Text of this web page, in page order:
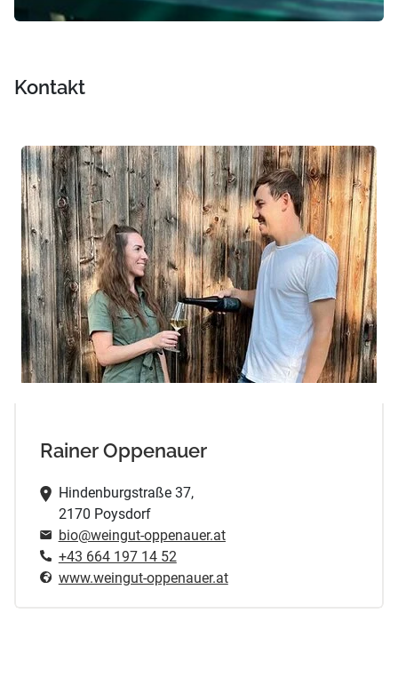
Kontakt
Rainer Oppenauer
Hindenburgstraße 37,
2170 Poysdorf
bio@weingut-oppenauer.at
+43 664 197 14 52
www.weingut-oppenauer.at